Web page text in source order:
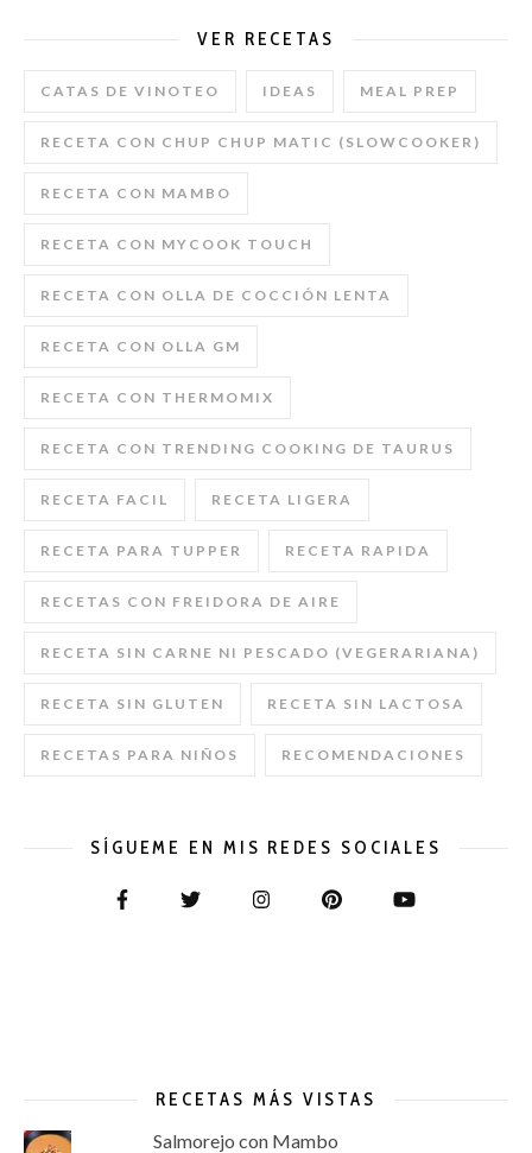
VER RECETAS
CATAS DE VINOTEO IDEAS MEAL PREP
RECETA CON CHUP CHUP MATIC (SLOWCOOKER)
RECETA CON MAMBO
RECETA CON MYCOOK TOUCH
RECETA CON OLLA DE COCCIÓN LENTA
RECETA CON OLLA GM
RECETA CON THERMOMIX
RECETA CON TRENDING COOKING DE TAURUS
RECETA FACIL RECETA LIGERA
RECETA PARA TUPPER RECETA RAPIDA
RECETAS CON FREIDORA DE AIRE
RECETA SIN CARNE NI PESCADO (VEGERARIANA)
RECETA SIN GLUTEN RECETA SIN LACTOSA
RECETAS PARA NIÑOS RECOMENDACIONES
SÍGUEME EN MIS REDES SOCIALES
RECETAS MÁS VISTAS
Salmorejo con Mambo